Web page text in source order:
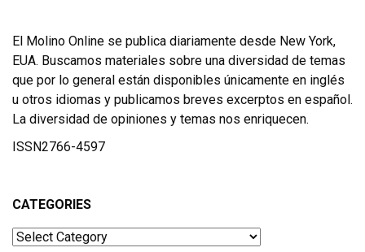
El Molino Online se publica diariamente desde New York,
EUA. Buscamos materiales sobre una diversidad de temas
que por lo general están disponibles únicamente en inglés
u otros idiomas y publicamos breves excerptos en español.
La diversidad de opiniones y temas nos enriquecen.
ISSN2766-4597
CATEGORIES
Categories